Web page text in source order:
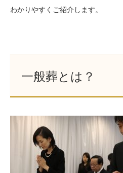
わかりやすくご紹介します。
一般葬とは？